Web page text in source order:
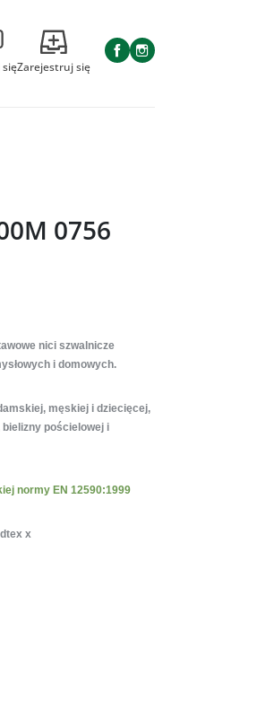
sięZarejestruj się Facebook
Instagram
0756
nici szwalnicze
i domowych.
męskiej i dziecięcej,
pościelowej i
normy EN 12590:1999
x